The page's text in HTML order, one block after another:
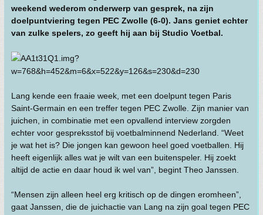
weekend wederom onderwerp van gesprek, na zijn
doelpuntviering tegen PEC Zwolle (6-0). Jans geniet echter
van zulke spelers, zo geeft hij aan bij Studio Voetbal.
Lang kende een fraaie week, met een doelpunt tegen Paris
Saint-Germain en een treffer tegen PEC Zwolle. Zijn manier van
juichen, in combinatie met een opvallend interview zorgden
echter voor gespreksstof bij voetbalminnend Nederland. “Weet
je wat het is? Die jongen kan gewoon heel goed voetballen. Hij
heeft eigenlijk alles wat je wilt van een buitenspeler. Hij zoekt
altijd de actie en daar houd ik wel van”, begint Theo Janssen.
“Mensen zijn alleen heel erg kritisch op de dingen eromheen”,
gaat Janssen, die de juichactie van Lang na zijn goal tegen PEC